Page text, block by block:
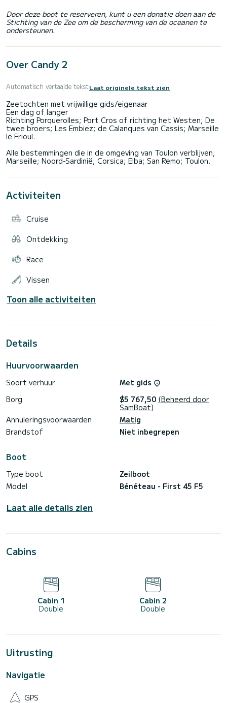
Door deze boot te reserveren, kunt u een donatie doen aan de
Stichting van de Zee om de bescherming van de oceanen te
ondersteunen.
Over Candy 2
Automatisch vertaalde tekstLaat originele tekst zien
Zeetochten met vrijwillige gids/eigenaar
Een dag of langer
Richting Porquerolles; Port Cros of richting het Westen; De
twee broers; Les Embiez; de Calanques van Cassis; Marseille
le Frioul.
Alle bestemmingen die in de omgeving van Toulon verblijven;
Activiteiten
Cruise
Ontdekking
Race
Vissen
Toon alle activiteiten
Details
Huurvoorwaarden
Soort verhuur
Met gids
Borg
$5 767,50 (Beheerd door
SamBoat)
Annuleringsvoorwaarden
Matig
Brandstof
Niet inbegrepen
Boot
Type boot
Zeilboot
Model
Bénéteau - First 45 F5
Laat alle details zien
Cabins
Cabin 1
Double
Cabin 2
Double
Uitrusting
Navigatie
GPS